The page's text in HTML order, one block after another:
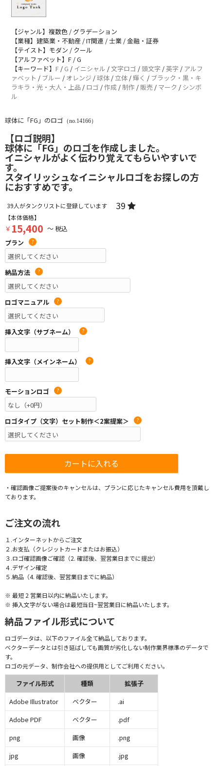
【ジャンル】複数色 / グラデーション
【業種】建築業・不動産 / IT関連 / 士業 / 金融・証券
【テイスト】モダン / クール
【アルファベット】F / G
【キーワード】 F / G / イニシャル /文字ロゴ / 頭文字 /英字 / アルフ
ァベット / ブルー / オレンジ /球体 / 立体 /輝く / ブラック・黒・キ
ラキラ・光・大人・上品 / ロゴ /作成 / 制作 / 販売 / マーク / シンボ
ル
球体に「FG」のロゴ （no.14166）
【ロゴ説明】
球体に「FG」のロゴを作成しました。
イニシャルがよく伝わり覚えてもらいやすいで
す。
スタイリッシュなイニシャルロゴをお探しの方
におすすめです。
39人がタンクリストに登録しています 39
【本体価格】
￥ 15,400 ～ 税込
プラン
?
納品方法 ?
ロゴマニュアル ?
挿入文字（サブネーム） ?
挿入文字（メインネーム） ?
モーションロゴ ?
ロゴタイプ（文字）セット制作＜2案提案＞ ?
・確認画像ご提案後のキャンセルは、プランに応じたキャンセル費用を頂戴し
ております。
ご注文の流れ
１.インターネットからご注文
２.お支払（クレジットカードまたはお振込）
３.ロゴ確認画像ご確認（2. 確認後、翌営業日までに提出）
４.デザイン確定
５.納品（4. 確認後、翌営業日までに納品）
※ 最短 2 営業日以内に納品いたします。
※ 挿入文字がない場合は最短当日~翌営業日に納品いたします。
納品ファイル形式について
ロゴデータは、以下のファイル全て納品しております。
ベクターデータとは引き延ばしても画質が劣化しない制作業界標準のデータで
す。
ロゴの元データ、制作会社への提供用としてご利用ください。
ファイル形式 種類
拡張子
Adobe Illustrator
ベクター
.ai
Adobe PDF
ベクター
.pdf
png
画像
.png
jpg
画像
.jpg